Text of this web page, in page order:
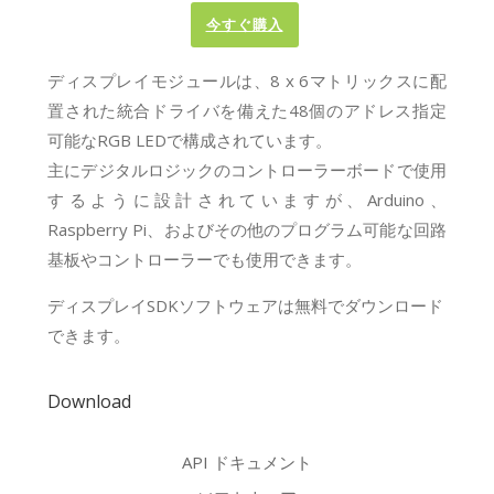
今すぐ購入
ディスプレイモジュールは、8 x 6マトリックスに配
置された統合ドライバを備えた48個のアドレス指定
可能なRGB LEDで構成されています。
主にデジタルロジックのコントローラーボードで使用
するように設計されていますが、Arduino、
Raspberry Pi、およびその他のプログラム可能な回路
基板やコントローラーでも使用できます。
ディスプレイSDKソフトウェアは無料でダウンロード
できます。
Download
API ドキュメント